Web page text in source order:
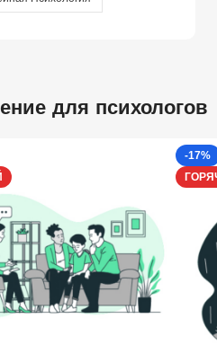
для психологов
-17%